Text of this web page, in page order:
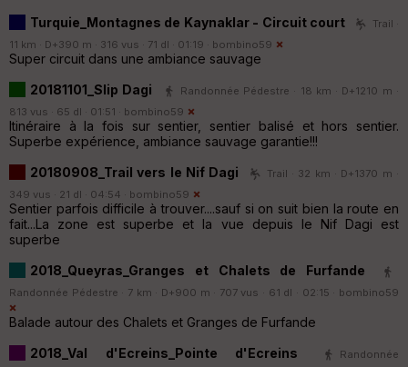
Turquie_Montagnes de Kaynaklar - Circuit court
Trail ·
11 km · D+390 m · 316 vus · 71 dl · 01:19 · bombino59
Super circuit dans une ambiance sauvage
20181101_Slip Dagi
Randonnée Pédestre · 18 km · D+1210 m ·
813 vus · 65 dl · 01:51 · bombino59
Itinéraire à la fois sur sentier, sentier balisé et hors sentier.
Superbe expérience, ambiance sauvage garantie!!!
20180908_Trail vers le Nif Dagi
Trail · 32 km · D+1370 m ·
349 vus · 21 dl · 04:54 · bombino59
Sentier parfois difficile à trouver....sauf si on suit bien la route en
fait...La zone est superbe et la vue depuis le Nif Dagi est
superbe
2018_Queyras_Granges et Chalets de Furfande
Randonnée Pédestre · 7 km · D+900 m · 707 vus · 61 dl · 02:15 · bombino59
Balade autour des Chalets et Granges de Furfande
2018_Val d'Ecreins_Pointe d'Ecreins
Randonnée